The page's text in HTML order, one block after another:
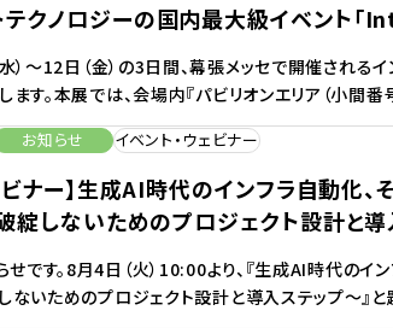
テクノロジーの国内最大級イベント
）〜12日（金）の3日間、幕張メッセで開催され
ます。本展では、会場内『パビリオンエリア（小間
お知らせ イベント・ウェビナー
ビナー】生成AI時代のインフラ自動化
綻しないためのプロジェクト設計と導
せです。8月4日（火）10:00より、『生成AI時代の
いためのプロジェクト設計と導入ステップ～』